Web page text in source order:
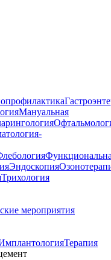
Мануальная
Эндоскопия
Трихология
мероприятия
Терапия